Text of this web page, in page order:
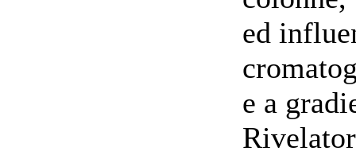
ed
e a